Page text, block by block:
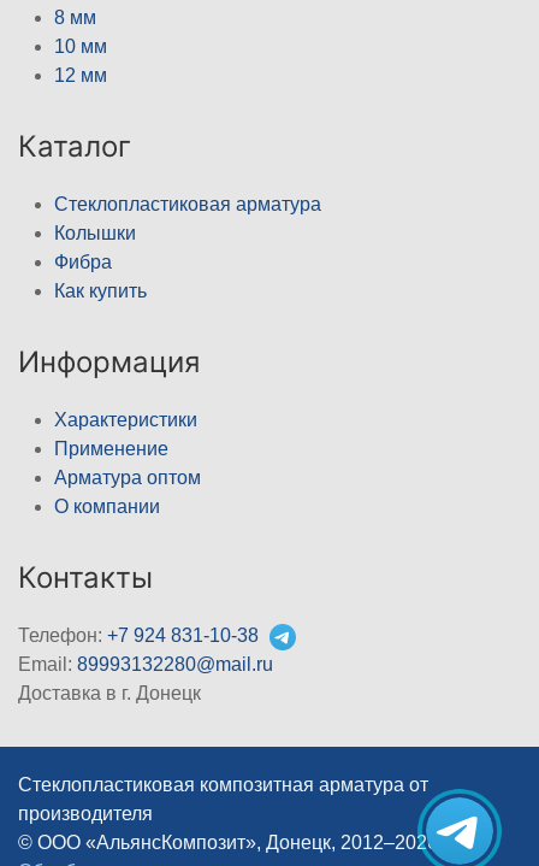
8 мм
10 мм
12 мм
Каталог
Стеклопластиковая арматура
Колышки
Фибра
Как купить
Информация
Характеристики
Применение
Арматура оптом
О компании
Контакты
Телефон: +7 924 831-10-38
Email: 89993132280@mail.ru
Доставка в г. Донецк
Стеклопластиковая композитная арматура от
производителя
© ООО «АльянсКомпозит», Донецк, 2012–2026 |